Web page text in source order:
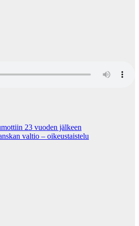
23 vuoden jälkeen
valtio – oikeustaistelu